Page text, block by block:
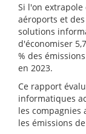
Si l'on
aéroports et
solutions
d'économiser
% des
en 2023.
Ce rapport
informatiques
les compagnies
les émissions